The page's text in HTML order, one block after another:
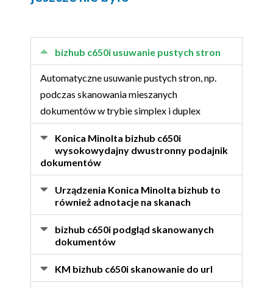
bizhub c650i usuwanie pustych stron
Automatyczne usuwanie pustych stron, np.
podczas skanowania mieszanych
dokumentów w trybie simplex i duplex
Konica Minolta bizhub c650i
wysokowydajny dwustronny podajnik
dokumentów
Urządzenia Konica Minolta bizhub to
również adnotacje na skanach
bizhub c650i podgląd skanowanych
dokumentów
KM bizhub c650i skanowanie do url